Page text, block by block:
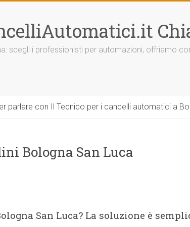
scegli i professionisti per automazioni, offriamo
parlare con Il Tecnico per i cancelli automatici a
Bologna San Luca
San Luca? La soluzione è